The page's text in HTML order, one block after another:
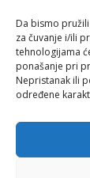
Da bismo
za čuvanje i/ili
tehnologijama
ponašanje pri
Nepristanak ili
određene